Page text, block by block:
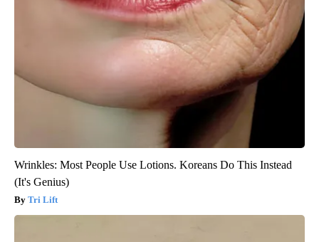
Wrinkles: Most People Use Lotions. Koreans Do This Instead
(It's Genius)
Tri Lift